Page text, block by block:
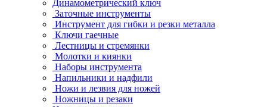
Динамометрический ключ
Заточные инструменты
Инструмент для гибки и резки металла
Ключи гаечные
Лестницы и стремянки
Молотки и киянки
Наборы инструмента
Напильники и надфили
Ножи и лезвия для ножей
Ножницы и резаки